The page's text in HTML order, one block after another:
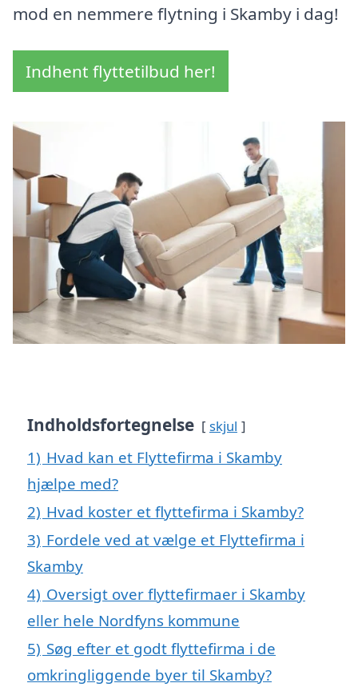
mod en nemmere flytning i Skamby i dag!
Indhent flyttetilbud her!
Indholdsfortegnelse skjul
1) Hvad kan et Flyttefirma i Skamby
hjælpe med?
2) Hvad koster et flyttefirma i Skamby?
3) Fordele ved at vælge et Flyttefirma i
Skamby
4) Oversigt over flyttefirmaer i Skamby
eller hele Nordfyns kommune
5) Søg efter et godt flyttefirma i de
omkringliggende byer til Skamby?